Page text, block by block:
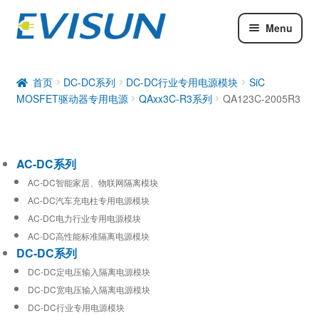
Menu
DC-DC系列
工业通信模块
首页 DC-DC系列 DC-DC行业专用电源模块
SiC
MOSFET驱动器专用电源
QAxx3C-R3系列 QA123C-2005R3
AC-DC系列
AC-DC智能家居、物联网隔离模块
AC-DC汽车充电柱专用电源模块
AC-DC电力行业专用电源模块
AC-DC高性能标准隔离电源模块
DC-DC系列
DC-DC定电压输入隔离电源模块
DC-DC宽电压输入隔离电源模块
DC-DC行业专用电源模块